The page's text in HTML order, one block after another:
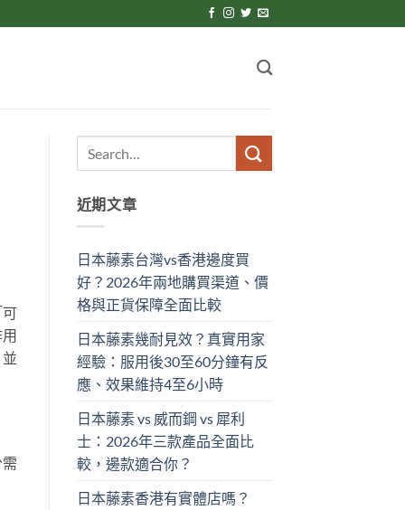
近期文章
日本藤素台灣vs香港邊度買
好？2026年兩地購買渠道、價
格與正貨保障全面比較
日本藤素幾耐見效？真實用家
經驗：服用後30至60分鐘有反
應、效果維持4至6小時
日本藤素 vs 威而鋼 vs 犀利
士：2026年三款產品全面比
較，邊款適合你？
日本藤素香港有實體店嗎？